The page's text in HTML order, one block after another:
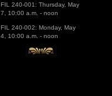
FIL 240-002: Monday, May